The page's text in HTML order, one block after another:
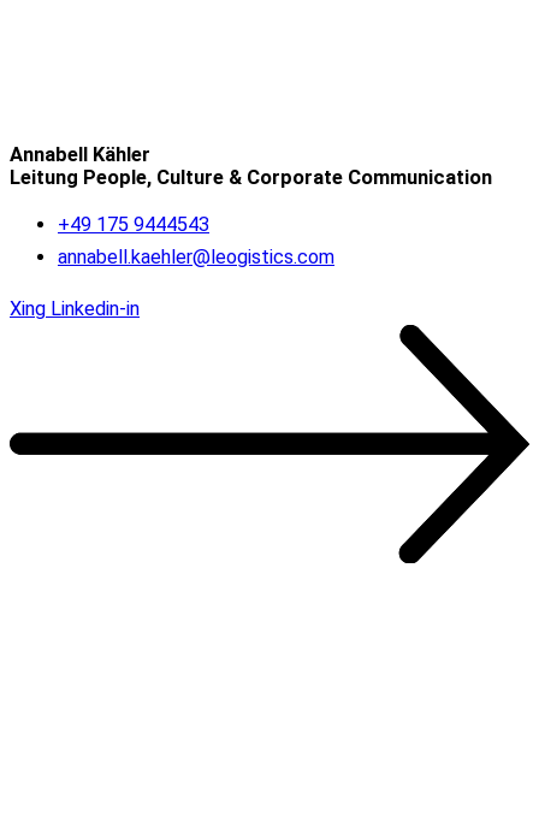
Annabell Kähler
Leitung People, Culture & Corporate Communication
+49 175 9444543
annabell.kaehler@leogistics.com
Xing Linkedin-in